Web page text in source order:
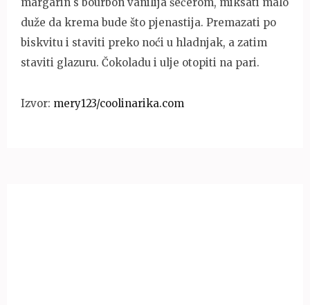
duže da krema bude što pjenastija. Premazati po
biskvitu i staviti preko noći u hladnjak, a zatim
staviti glazuru. Čokoladu i ulje otopiti na pari.
Izvor: mery123/coolinarika.com